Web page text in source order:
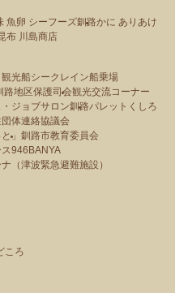
魚卵 シーフーズ釧路かに ありあけ
布 川島商店
観光船シークレイン船乗場
路地区保護司会観光交流コーナー
ジョブサロン釧路パレットくしろ
体連絡協議会
と」釧路市教育委員会
946BANYA
（津波緊急避難施設）
ころ